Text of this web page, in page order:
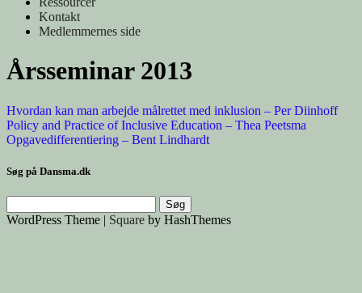
Kontakt
Medlemmernes side
Årsseminar 2013
Hvordan kan man arbejde målrettet med inklusion – Per Diinhoff
Policy and Practice of Inclusive Education – Thea Peetsma
Opgavedifferentiering – Bent Lindhardt
Søg på Dansma.dk
efter:
WordPress Theme | Square by HashThemes